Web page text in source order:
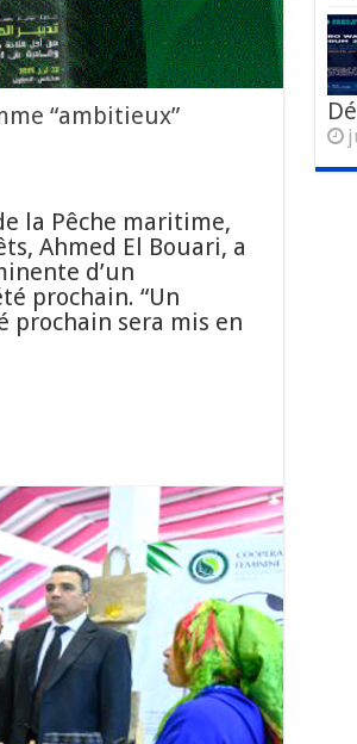
“ambitieux”
la Pêche maritime,
Ahmed El Bouari, a
d’un
prochain. “Un
prochain sera mis en